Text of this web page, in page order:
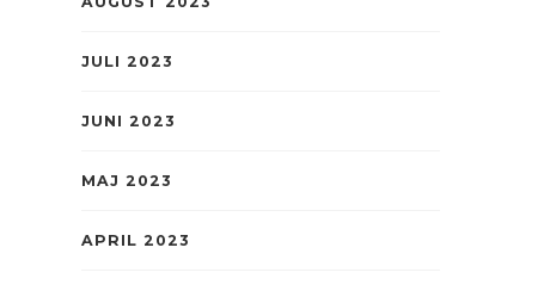
JULI 2023
JUNI 2023
MAJ 2023
APRIL 2023